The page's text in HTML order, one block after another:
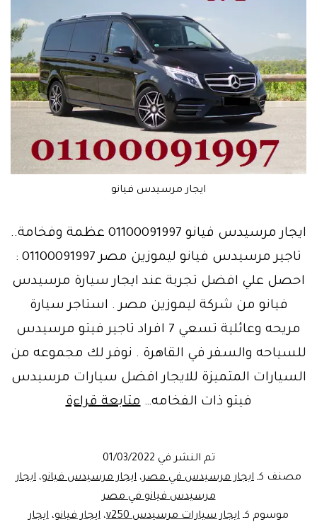
ايجار مرسيدس فيانو
ايجار مرسيدس فيانو 01100091997 عظمة وفخامة..
تاجير مرسيدس فيانو ليموزين مصر 01100091997 :
احصل علي افضل تجربة عند ايجار سيارة مرسيدس
فيانو من شركة ليموزين مصر . استاجر سيارة
مريحه وعائلية تسعي 7 افراد تاجير فيتو مرسيدس
للسياحه والسفر في القاهرة . نوفر لك مجموعه من
السيارات المتميزة للايجار افضل سيارات مرسيدس
فيتو ذات الفخامه…متابعة قراءةعظمة
مرسيدس
تم النشر في 01/03/2022
مصنف كـ ايجار مرسيدس في مصر، ايجار مرسيدس فيانو، ايجار
مرسيدس فيانو في مصر
موسوم كـ ايجار سيارات مرسيدس v250 ، ايجار فيانو، ايجار